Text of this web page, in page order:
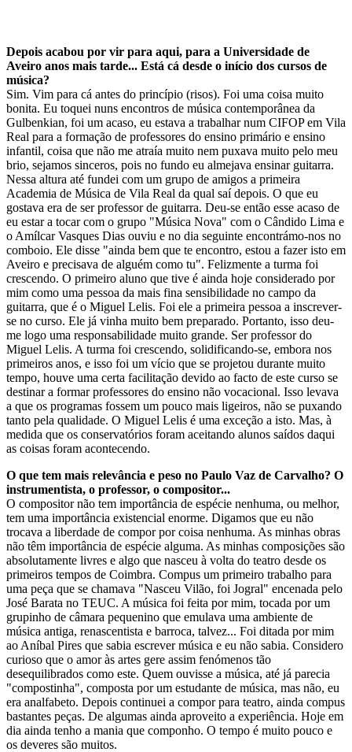
Depois acabou por vir para aqui, para a Universidade de
Aveiro anos mais tarde... Está cá desde o início dos cursos de
música?
Sim. Vim para cá antes do princípio (risos). Foi uma coisa muito
bonita. Eu toquei nuns encontros de música contemporânea da
Gulbenkian, foi um acaso, eu estava a trabalhar num CIFOP em Vila
Real para a formação de professores do ensino primário e ensino
infantil, coisa que não me atraía muito nem puxava muito pelo meu
brio, sejamos sinceros, pois no fundo eu almejava ensinar guitarra.
Nessa altura até fundei com um grupo de amigos a primeira
Academia de Música de Vila Real da qual saí depois. O que eu
gostava era de ser professor de guitarra. Deu-se então esse acaso de
eu estar a tocar com o grupo "Música Nova" com o Cândido Lima e
o Amílcar Vasques Dias ouviu e no dia seguinte encontrámo-nos no
comboio. Ele disse "ainda bem que te encontro, estou a fazer isto em
Aveiro e precisava de alguém como tu". Felizmente a turma foi
crescendo. O primeiro aluno que tive é ainda hoje considerado por
mim como uma pessoa da mais fina sensibilidade no campo da
guitarra, que é o Miguel Lelis. Foi ele a primeira pessoa a inscrever-
se no curso. Ele já vinha muito bem preparado. Portanto, isso deu-
me logo uma responsabilidade muito grande. Ser professor do
Miguel Lelis. A turma foi crescendo, solidificando-se, embora nos
primeiros anos, e isso foi um vício que se projetou durante muito
tempo, houve uma certa facilitação devido ao facto de este curso se
destinar a formar professores do ensino não vocacional. Isso levava
a que os programas fossem um pouco mais ligeiros, não se puxando
tanto pela qualidade. O Miguel Lelis é uma exceção a isto. Mas, à
medida que os conservatórios foram aceitando alunos saídos daqui
as coisas foram acontecendo.
O que tem mais relevância e peso no Paulo Vaz de Carvalho? O
instrumentista, o professor, o compositor...
O compositor não tem importância de espécie nenhuma, ou melhor,
tem uma importância existencial enorme. Digamos que eu não
trocava a liberdade de compor por coisa nenhuma. As minhas obras
não têm importância de espécie alguma. As minhas composições são
absolutamente livres e algo que nasceu à volta do teatro desde os
primeiros tempos de Coimbra. Compus um primeiro trabalho para
uma peça que se chamava "Nasceu Vilão, foi Jogral" encenada pelo
José Barata no TEUC. A música foi feita por mim, tocada por um
grupinho de câmara pequenino que emulava uma ambiente de
música antiga, renascentista e barroca, talvez... Foi ditada por mim
ao Aníbal Pires que sabia escrever música e eu não sabia. Considero
curioso que o amor às artes gere assim fenómenos tão
desequilibrados como este. Quem ouvisse a música, até já parecia
"compostinha", composta por um estudante de música, mas não, eu
era analfabeto. Depois continuei a compor para teatro, ainda compus
bastantes peças. De algumas ainda aproveito a experiência. Hoje em
dia ainda tenho a mania que componho. O tempo é muito pouco e
os deveres são muitos.